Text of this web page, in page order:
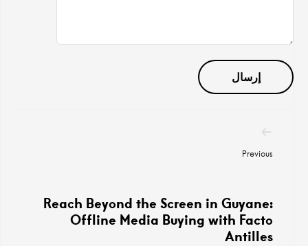
المنشورات
Previous
Reach Beyond the Screen in Guyane:
Offline Media Buying with Facto
Antilles